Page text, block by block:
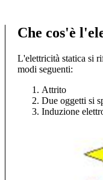
Che cos'è
L'elettricità statica si
modi seguenti:
Attrito
Due oggetti si
Induzione